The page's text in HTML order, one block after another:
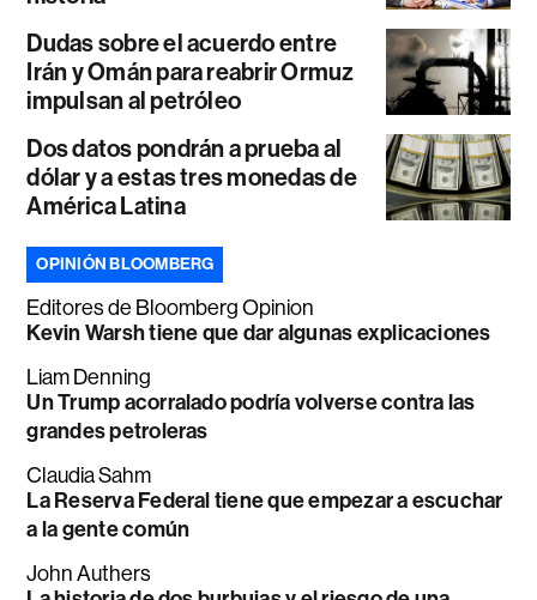
Dudas sobre el acuerdo entre
Irán y Omán para reabrir Ormuz
impulsan al petróleo
Dos datos pondrán a prueba al
dólar y a estas tres monedas de
América Latina
OPINIÓN BLOOMBERG
Editores de Bloomberg Opinion
Kevin Warsh tiene que dar algunas explicaciones
Liam Denning
Un Trump acorralado podría volverse contra las
grandes petroleras
Claudia Sahm
La Reserva Federal tiene que empezar a escuchar
a la gente común
John Authers